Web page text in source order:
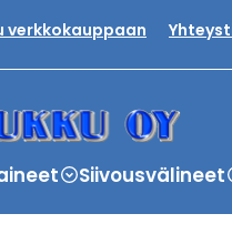
verkkokauppaan
Siivousvälineet